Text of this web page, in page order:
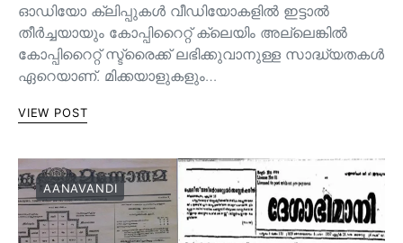
ഓഡിയോ ക്ലിപ്പുകൾ വീഡിയോകളിൽ ഇട്ടാൽ
തീർച്ചയായും കോപ്പിറൈറ്റ് ക്ലെയിം അല്ലെങ്കിൽ
കോപ്പിറൈറ്റ് സ്ട്രൈക്ക് ലഭിക്കുവാനുള്ള സാദ്ധ്യതകൾ
ഏറെയാണ്. മിക്കയാളുകളും…
VIEW POST
AANAVANDI